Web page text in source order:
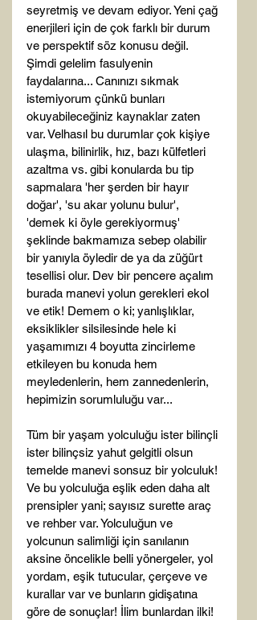
seyretmiş ve devam ediyor. Yeni çağ
enerjileri için de çok farklı bir durum
ve perspektif söz konusu değil.
Şimdi gelelim fasulyenin
faydalarına... Canınızı sıkmak
istemiyorum çünkü bunları
okuyabileceğiniz kaynaklar zaten
var. Velhasıl bu durumlar çok kişiye
ulaşma, bilinirlik, hız, bazı külfetleri
azaltma vs. gibi konularda bu tip
sapmalara 'her şerden bir hayır
doğar', 'su akar yolunu bulur',
'demek ki öyle gerekiyormuş'
şeklinde bakmamıza sebep olabilir
bir yanıyla öyledir de ya da züğürt
tesellisi olur. Dev bir pencere açalım
burada manevi yolun gerekleri ekol
ve etik! Demem o ki; yanlışlıklar,
eksiklikler silsilesinde hele ki
yaşamımızı 4 boyutta zincirleme
etkileyen bu konuda hem
meyledenlerin, hem zannedenlerin,
hepimizin sorumluluğu var...
Tüm bir yaşam yolculuğu ister bilinçli
ister bilinçsiz yahut gelgitli olsun
temelde manevi sonsuz bir yolculuk!
Ve bu yolculuğa eşlik eden daha alt
prensipler yani; sayısız surette araç
ve rehber var. Yolculuğun ve
yolcunun salimliği için sanılanın
aksine öncelikle belli yönergeler, yol
yordam, eşik tutucular, çerçeve ve
kurallar var ve bunların gidişatına
göre de sonuçlar! İlim bunlardan ilki!